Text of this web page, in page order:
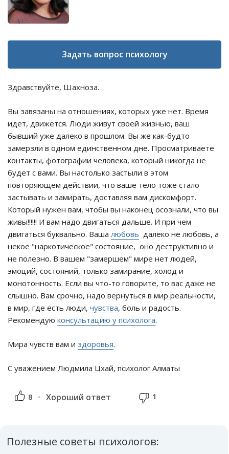
Задать вопрос психологу
Здравствуйте, Шахноза.
Вы завязаны на отношениях, которых уже нет. Время
идет, движется. Люди живут своей жизнью, ваш
бывший уже далеко в прошлом. Вы же как-будто
замерзли в одном единственном дне. Просматриваете
контакты, фотографии человека, который никогда не
будет с вами. Вы настолько застыли в этом
повторяющем действии, что ваше тело тоже стало
застывать и замирать, доставляя вам дискомфорт.
Который нужен вам, чтобы вы наконец осознали, что вы
живы!!!!!! И вам надо двигаться дальше. И при чем
двигаться буквально. Ваша любовь далеко не любовь, а
некое "наркотическое" состояние, оно деструктивно и
не полезно. В вашем "замершем" мире нет людей,
эмоций, состояний, только замирание, холод и
монотонность. Если вы что-то говорите, то вас даже не
слышно. Вам срочно, надо вернуться в мир реальности,
в мир, где есть люди, чувства, боль и радость.
Рекомендую консультацию у психолога.
Мира чувств вам и здоровья.
С уважением Людмила Цхай, психолог Алматы
8 Хороший ответ 1
Полезные советы психологов: